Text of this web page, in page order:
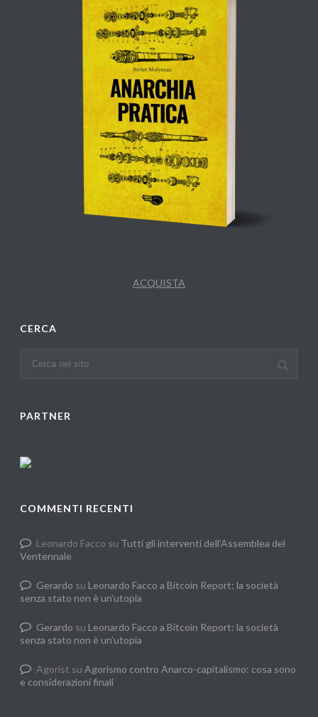
ACQUISTA
CERCA
PARTNER
COMMENTI RECENTI
Leonardo Facco su Tutti gli interventi dell’Assemblea del
Ventennale
Gerardo su Leonardo Facco a Bitcoin Report: la società
senza stato non è un’utopia
Gerardo su Leonardo Facco a Bitcoin Report: la società
senza stato non è un’utopia
Agorist suAgorismo contro Anarco-capitalismo: cosa sono
e considerazioni finali